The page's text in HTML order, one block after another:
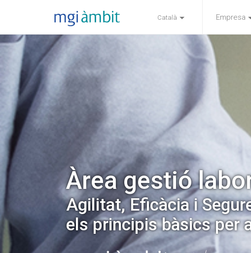
Català Empresa
Àrea gestió
Agilitat, Eficàcia i
els principis bàsics per